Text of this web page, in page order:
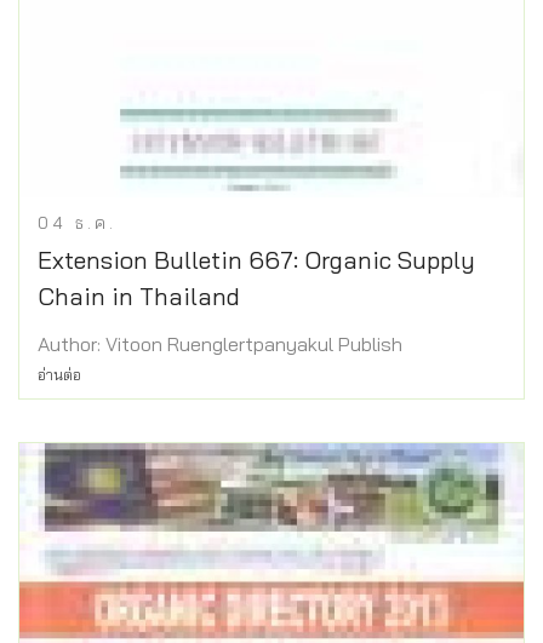
04 ธ.ค.
Extension Bulletin 667: Organic Supply
Chain in Thailand
Author: Vitoon Ruenglertpanyakul Publish
อ่านต่อ